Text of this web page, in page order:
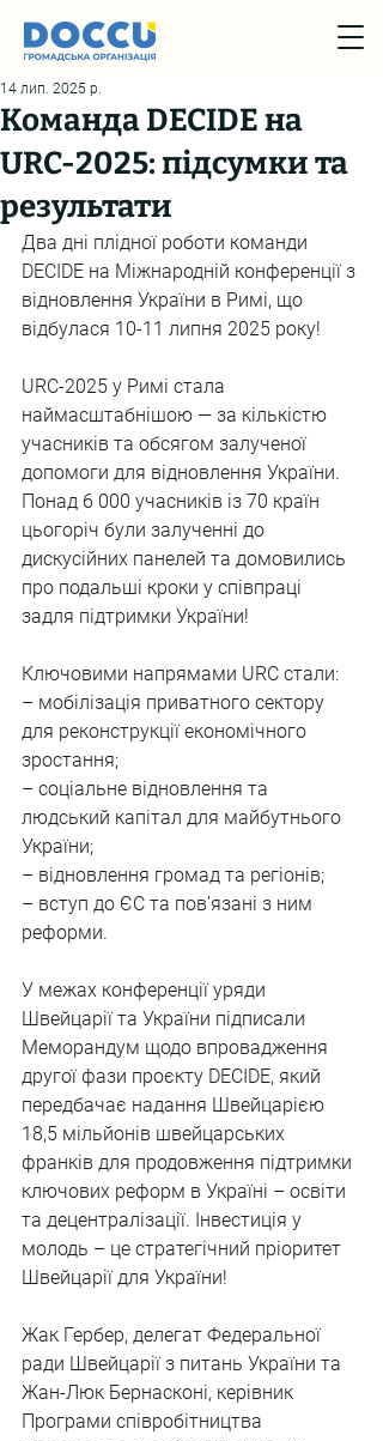
Команда DECIDE на
URC-2025: підсумки та
результати
14 лип. 2025 р.
Два дні плідної роботи команди
DECIDE на Міжнародній конференції з
відновлення України в Римі, що
відбулася 10-11 липня 2025 року!
URC-2025 у Римі стала
наймасштабнішою — за кількістю
учасників та обсягом залученої
допомоги для відновлення України.
Понад 6 000 учасників із 70 країн
цьогоріч були залученні до
дискусійних панелей та домовились
про подальші кроки у співпраці
задля підтримки України!
Ключовими напрямами URC стали:
– мобілізація приватного сектору
для реконструкції економічного
зростання;
– соціальне відновлення та
людський капітал для майбутнього
України;
– відновлення громад та регіонів;
– вступ до ЄС та пов’язані з ним
реформи.
У межах конференції уряди
Швейцарії та України підписали
Меморандум щодо впровадження
другої фази проєкту DECIDE, який
передбачає надання Швейцарією
18,5 мільйонів швейцарських
франків для продовження підтримки
ключових реформ в Україні – освіти
та децентралізації. Інвестиція у
молодь – це стратегічний пріоритет
Швейцарії для України!
Жак Гербер, делегат Федеральної
ради Швейцарії з питань України та
Жан-Люк Бернасконі, керівник
Програми співробітництва